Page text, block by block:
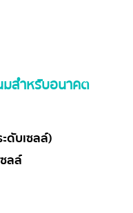
มสำหรับอนาคต
ดับเซลล์)
ลล์